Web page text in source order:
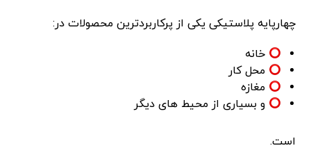
چهارپایه پلاستیکی یکی از پرکاربردترین محصولات در:
خانه
محل کار
مغازه
و بسیاری از محیط های دیگر
است.